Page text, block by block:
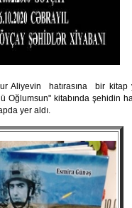
Aliyevin hatırasına
bir kitap
Oğlumsun" kitabında şehidin
yer aldı.